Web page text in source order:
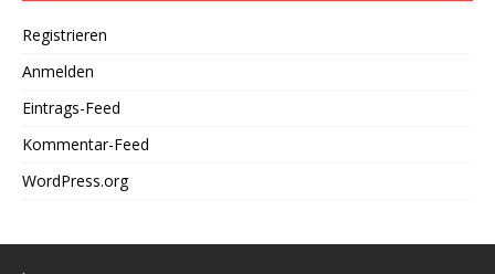
Registrieren
Anmelden
Eintrags-Feed
Kommentar-Feed
WordPress.org